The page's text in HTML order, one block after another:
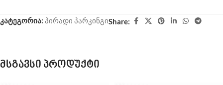
კატეგორია: პირადი პარკინგიShare:
მსგავსი პროდუქტი